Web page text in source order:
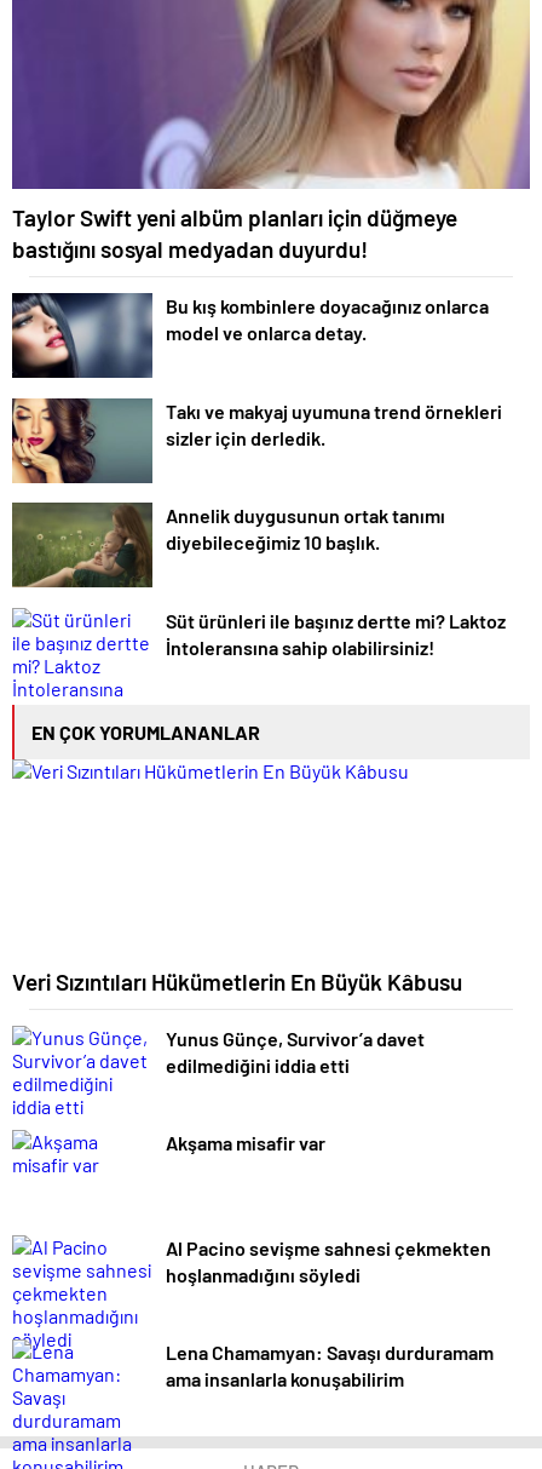
Taylor Swift yeni albüm planları için düğmeye
bastığını sosyal medyadan duyurdu!
Bu kış kombinlere doyacağınız onlarca
model ve onlarca detay.
Takı ve makyaj uyumuna trend örnekleri
sizler için derledik.
Annelik duygusunun ortak tanımı
diyebileceğimiz 10 başlık.
Süt ürünleri ile başınız dertte mi? Laktoz
İntoleransına sahip olabilirsiniz!
EN ÇOK YORUMLANANLAR
Veri Sızıntıları Hükümetlerin En Büyük Kâbusu
Yunus Günçe, Survivor’a davet
edilmediğini iddia etti
Akşama misafir var
Al Pacino sevişme sahnesi çekmekten
hoşlanmadığını söyledi
Lena Chamamyan: Savaşı durduramam
ama insanlarla konuşabilirim